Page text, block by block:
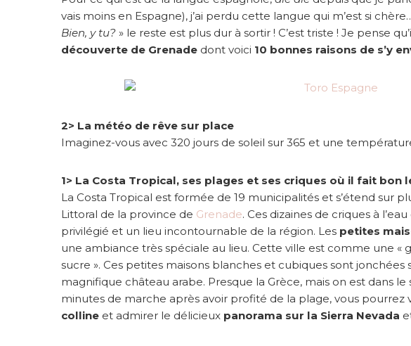
n
l
r
s
e
n
a
d
e
!
vais moins en Espagne), j’ai perdu cette langue qui m’est si
Bien, y tu? » le reste est plus dur à sortir ! C’est triste ! Je pense
découverte de Grenade dont voici 10 bonnes raisons de s’y
2> La météo de rêve sur place
Imaginez-vous avec 320 jours de soleil sur 365 et une
1> La Costa Tropical, ses plages et ses criques où il fait bon
La Costa Tropical est formée de 19 municipalités et s’étend sur
Littoral de la province de Grenade. Ces dizaines de criques à
privilégié et un lieu incontournable de la région. Les petites
une ambiance très spéciale au lieu. Cette ville est comme une
sucre ». Ces petites maisons blanches et cubiques sont
magnifique château arabe. Presque la Grèce, mais on est dans le
minutes de marche après avoir profité de la plage, vous pourrez
colline et admirer le délicieux panorama sur la Sierra Nevada